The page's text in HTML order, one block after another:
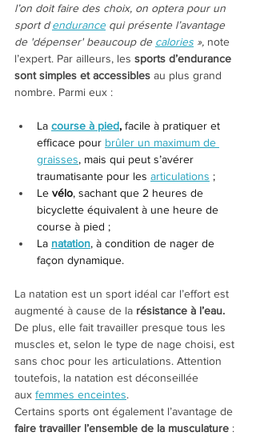
l’on doit faire des choix, on optera pour un
sport d’endurance qui présente l’avantage
de 'dépenser' beaucoup de calories », note
l’expert. Par ailleurs, les sports d’endurance
sont simples et accessibles au plus grand
nombre. Parmi eux :
La course à pied, facile à pratiquer et
efficace pour brûler un maximum de
graisses, mais qui peut s’avérer
traumatisante pour les articulations ;
Le vélo, sachant que 2 heures de
bicyclette équivalent à une heure de
course à pied ;
La natation, à condition de nager de
façon dynamique.
La natation est un sport idéal car l’effort est
augmenté à cause de la résistance à l’eau.
De plus, elle fait travailler presque tous les
muscles et, selon le type de nage choisi, est
sans choc pour les articulations. Attention
toutefois, la natation est déconseillée
aux femmes enceintes.
Certains sports ont également l’avantage de
faire travailler l’ensemble de la musculature :